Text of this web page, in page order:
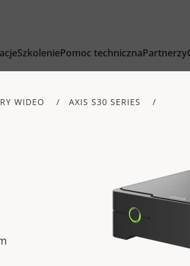
SzkoleniePomoc technicznaPartnerzy
WIDEO AXIS S30 SERIES